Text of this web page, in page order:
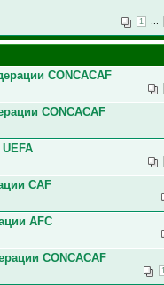
1
CONCACAF
CONCACAF
CAF
AFC
CONCACAF